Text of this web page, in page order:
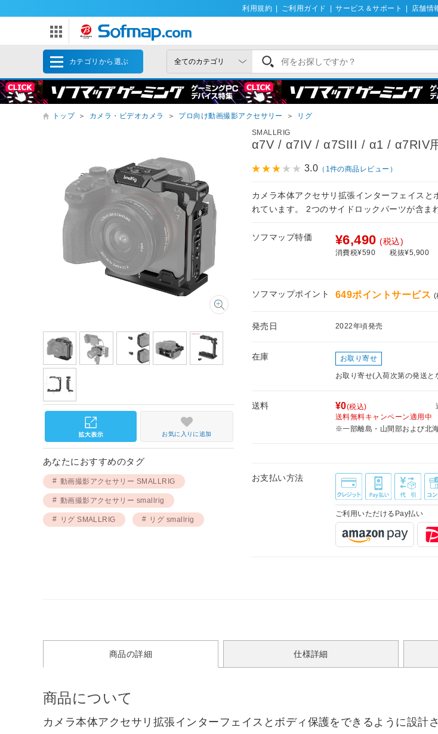
利用規約 ご利用ガイド サービス＆サポート 店舗情
カテゴリから選ぶ
トップ ＞ カメラ・ビデオカメラ ＞ プロ向け動画撮影アクセサリー ＞
リグ
SMALLRIG
α7V / α7IV / α7SIII / α1 / α7RIV
3.0 （1件の商品レビュー）
カメラ本体アクセサリ拡張インターフェイスと
れています。 2つのサイドロックパーツが含ま
ソフマップ特価 ¥6,490 (税込)
消費税¥590 税抜¥5,900
ソフマップポイント 649ポイントサービス (
発売日 2022年頃発売
在庫 お取り寄せ
お取り寄せ(入荷次第の発送と
送料 ¥0(税込)
送料無料キャンペーン適用中
※一部離島・山間部および北
お支払い方法
ご利用いただけるPay払い
お気に入りに追加
あなたにおすすめのタグ
動画撮影アクセサリー SMALLRIG
動画撮影アクセサリー smallrig
リグ SMALLRIG リグ smallrig
商品の詳細 仕様詳細
商品について
カメラ本体アクセサリ拡張インターフェイスとボディ保護をできるように設計